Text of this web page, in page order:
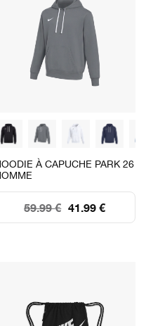
À CAPUCHE PARK 26
41.99 €
59.99 €